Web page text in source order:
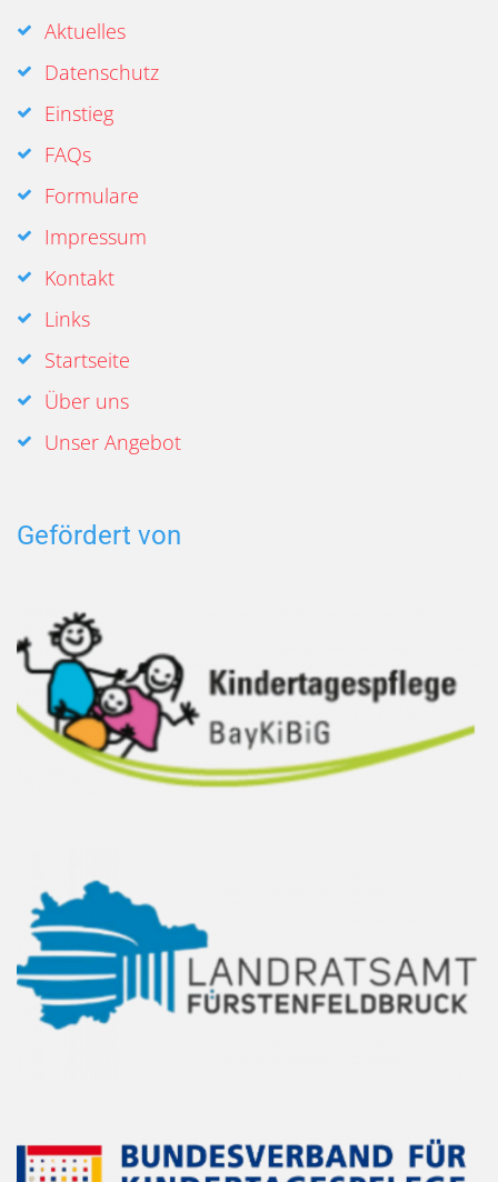
Aktuelles
Datenschutz
Einstieg
FAQs
Formulare
Impressum
Kontakt
Links
Startseite
Über uns
Unser Angebot
Gefördert von